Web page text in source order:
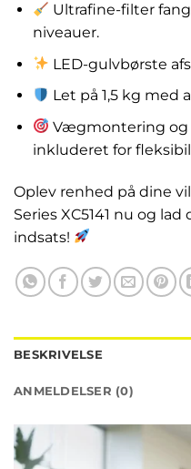
Ultrafine-filter
niveauer.
LED-gulvbørste
Let på 1,5 kg med
Vægmontering
inkluderet for
Oplev renhed på dine
Series XC5141 nu og
indsats!
BESKRIVELSE
ANMELDELSER (0)